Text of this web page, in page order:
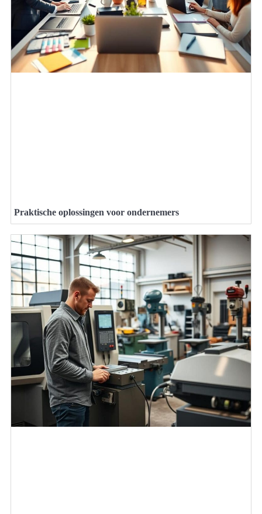
Praktische oplossingen voor ondernemers